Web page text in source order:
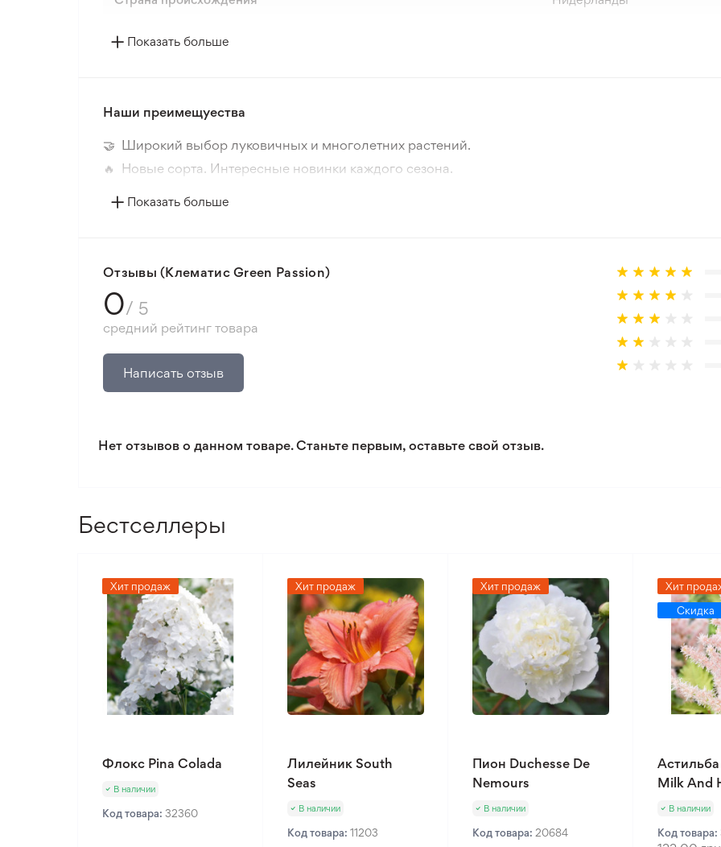
Цвет цветка
Размер цветка
Цвет растения
Морозостойкость
Тип почвы Обычная почва
Тип климата
Рекомендуется светлая
Показать больше
Наши преимещуества
🤝 Широкий выбор луковичных и многолетних растений.
🔥 Новые сорта. Интересные новинки каждого сезона.
📸 Соответствие сортов. Совпадение фотографии товара и реального растения.
Показать больше
Отзывы (Клематис Green Passion)
0/ 5
средний рейтинг товара
Написать отзыв
Нет отзывов о данном товаре. Станьте первым, оставьте свой отзыв.
Бестселлеры
Хит продаж
Флокс Pina Colada
В наличии
Код товара: 32360
Хит продаж
Лилейник South
Seas
В наличии
Код товара: 11203
Хит продаж
Пион Duchesse De
Nemours
В наличии
Код товара: 20684
Хит
Скидка
Milk And
В наличии
Код товара: